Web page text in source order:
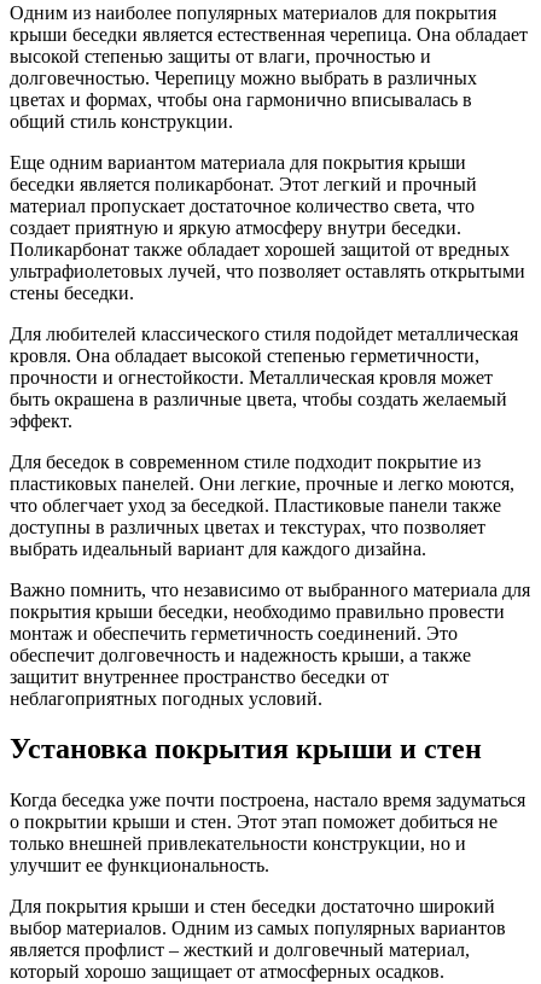
Одним из наиболее популярных материалов для покрытия
крыши беседки является естественная черепица. Она обладает
высокой степенью защиты от влаги, прочностью и
долговечностью. Черепицу можно выбрать в различных
цветах и формах, чтобы она гармонично вписывалась в
общий стиль конструкции.
Еще одним вариантом материала для покрытия крыши
беседки является поликарбонат. Этот легкий и прочный
материал пропускает достаточное количество света, что
создает приятную и яркую атмосферу внутри беседки.
Поликарбонат также обладает хорошей защитой от вредных
ультрафиолетовых лучей, что позволяет оставлять открытыми
стены беседки.
Для любителей классического стиля подойдет металлическая
кровля. Она обладает высокой степенью герметичности,
прочности и огнестойкости. Металлическая кровля может
быть окрашена в различные цвета, чтобы создать желаемый
эффект.
Для беседок в современном стиле подходит покрытие из
пластиковых панелей. Они легкие, прочные и легко моются,
что облегчает уход за беседкой. Пластиковые панели также
доступны в различных цветах и текстурах, что позволяет
выбрать идеальный вариант для каждого дизайна.
Важно помнить, что независимо от выбранного материала для
покрытия крыши беседки, необходимо правильно провести
монтаж и обеспечить герметичность соединений. Это
обеспечит долговечность и надежность крыши, а также
защитит внутреннее пространство беседки от
неблагоприятных погодных условий.
Установка покрытия крыши и стен
Когда беседка уже почти построена, настало время задуматься
о покрытии крыши и стен. Этот этап поможет добиться не
только внешней привлекательности конструкции, но и
улучшит ее функциональность.
Для покрытия крыши и стен беседки достаточно широкий
выбор материалов. Одним из самых популярных вариантов
является профлист – жесткий и долговечный материал,
который хорошо защищает от атмосферных осадков.